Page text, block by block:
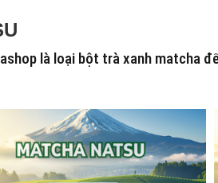
là loại bột trà xanh matcha